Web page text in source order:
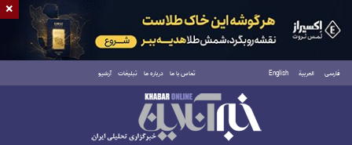
فارسی العربية English تماس با ما درباره ما تبلیغات آرشیو
پنجشنبه ۱۵ مرداد ۱۴۰۵
×